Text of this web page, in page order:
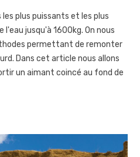
plus puissants et les plus
jusqu'à 1600kg. On nous
permettant de remonter
Dans cet article nous allons
un aimant coincé au fond de